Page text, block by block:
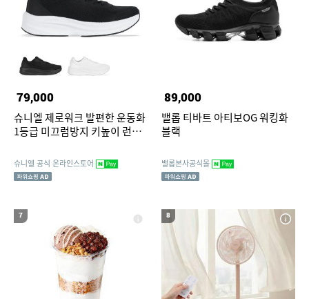
79,000
슈니엘 제로워크 발편한 운동화
1등급 미끄럼방지 키높이 런닝
슈니엘 공식 온라인스토어
89,000
밸롭 티바트 아티보OG 워킹화
블랙
밸롭본사공식몰
7 8